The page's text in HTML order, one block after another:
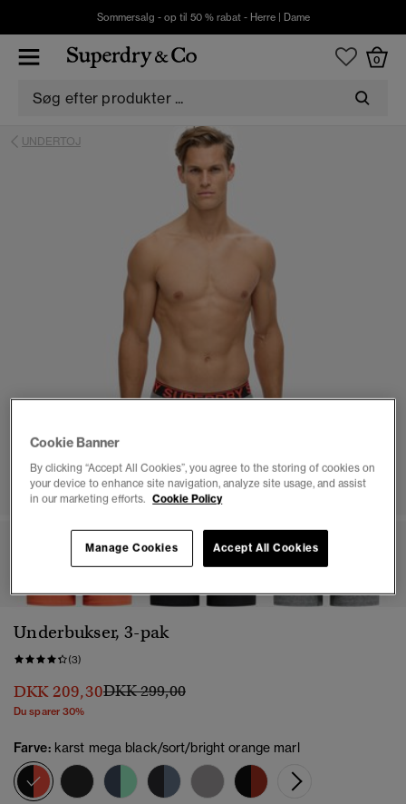
Sommersalg - op til 50 % rabat - Herre| Dame
0
UNDERTOJ
2 3 5 6 7
Underbukser, 3-pak
(3)
DKK 209,30Pris nedsat fra
DKK 299,00til
Du sparer 30%
Farve: karst mega black/sort/bright orange marl
valgt
Cookie Banner
By clicking “Accept All Cookies”, you agree to the storing of cookies on
your device to enhance site navigation, analyze site usage, and assist
in our marketing efforts. Cookie Policy
Accept All Cookies
Manage Cookies